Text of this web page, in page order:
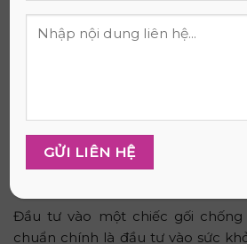
Khi chọn gối chống đau vai gáy,
người dễ dị ứng. Đồng thời, các
sức khỏe như OEKO-TEX hoặc
tăng độ tin cậy, đảm bảo sản
Đầu tư vào một chiếc gối chống
chuẩn chính là đầu tư vào sức